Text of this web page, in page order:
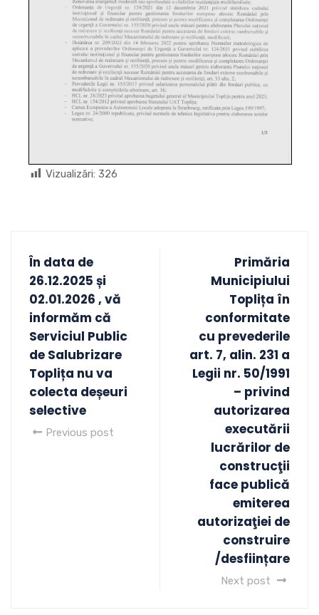
Vizualizări: 326
În data de
26.12.2025 și
02.01.2026 , vă
informăm că
Serviciul Public
de Salubrizare
Toplița nu va
colecta deșeuri
selective
Previous post
Primăria
Municipiului
Toplița în
conformitate
cu prevederile
art. 7, alin. 231 a
Legii nr. 50/1991
– privind
autorizarea
executării
lucrărilor de
construcţii
face publică
emiterea
autorizaţiei de
construire
/desființare
Next post